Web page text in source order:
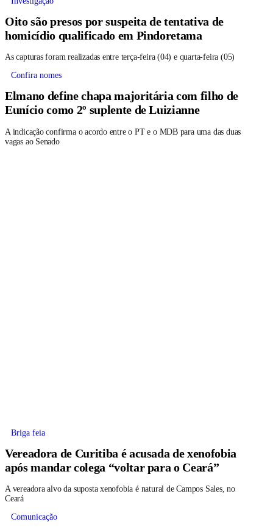
Oito são presos por suspeita de tentativa de
homicídio qualificado em Pindoretama
As capturas foram realizadas entre terça-feira (04) e quarta-feira (05)
Confira nomes
Elmano define chapa majoritária com filho de
Eunício como 2º suplente de Luizianne
A indicação confirma o acordo entre o PT e o MDB para uma das duas
vagas ao Senado
Briga feia
Vereadora de Curitiba é acusada de xenofobia
após mandar colega “voltar para o Ceará”
A vereadora alvo da suposta xenofobia é natural de Campos Sales, no
Ceará
Comunicação